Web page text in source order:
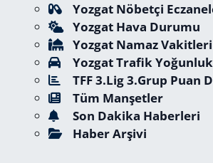
Yozgat Nöbetçi
Yozgat Hava Durumu
Yozgat Namaz Vakitleri
Yozgat Trafik
TFF 3.Lig 3.Grup Puan
Tüm Manşetler
Son Dakika Haberleri
Haber Arşivi